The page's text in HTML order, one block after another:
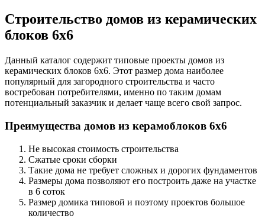
Строительство домов из керамических
блоков 6х6
Данный каталог содержит типовые проекты домов из
керамических блоков 6х6. Этот размер дома наиболее
популярный для загородного строительства и часто
востребован потребителями, именно по таким домам
потенциальный заказчик и делает чаще всего свой запрос.
Преимущества домов из керамоблоков 6х6
Не высокая стоимость строительства
Сжатые сроки сборки
Такие дома не требует сложных и дорогих фундаментов
Размеры дома позволяют его построить даже на участке
в 6 соток
Размер домика типовой и поэтому проектов большое
количество